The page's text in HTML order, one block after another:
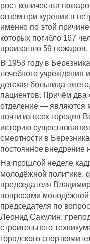
рост количества
огнём при курении в
именно по этой
которых погибло 167
произошло 59 пожаров,
В 1953 году в
лечебного учреждения
детская больница
пациентов. Причём
отделение — являются
почти из всех городов
историю
смертности в
постоянное внедрение
На прошлой неделе
молодёжной политике,
председателя
вопросами молодёжной
председателя по
Леонид Сакулин,
строительного
городского